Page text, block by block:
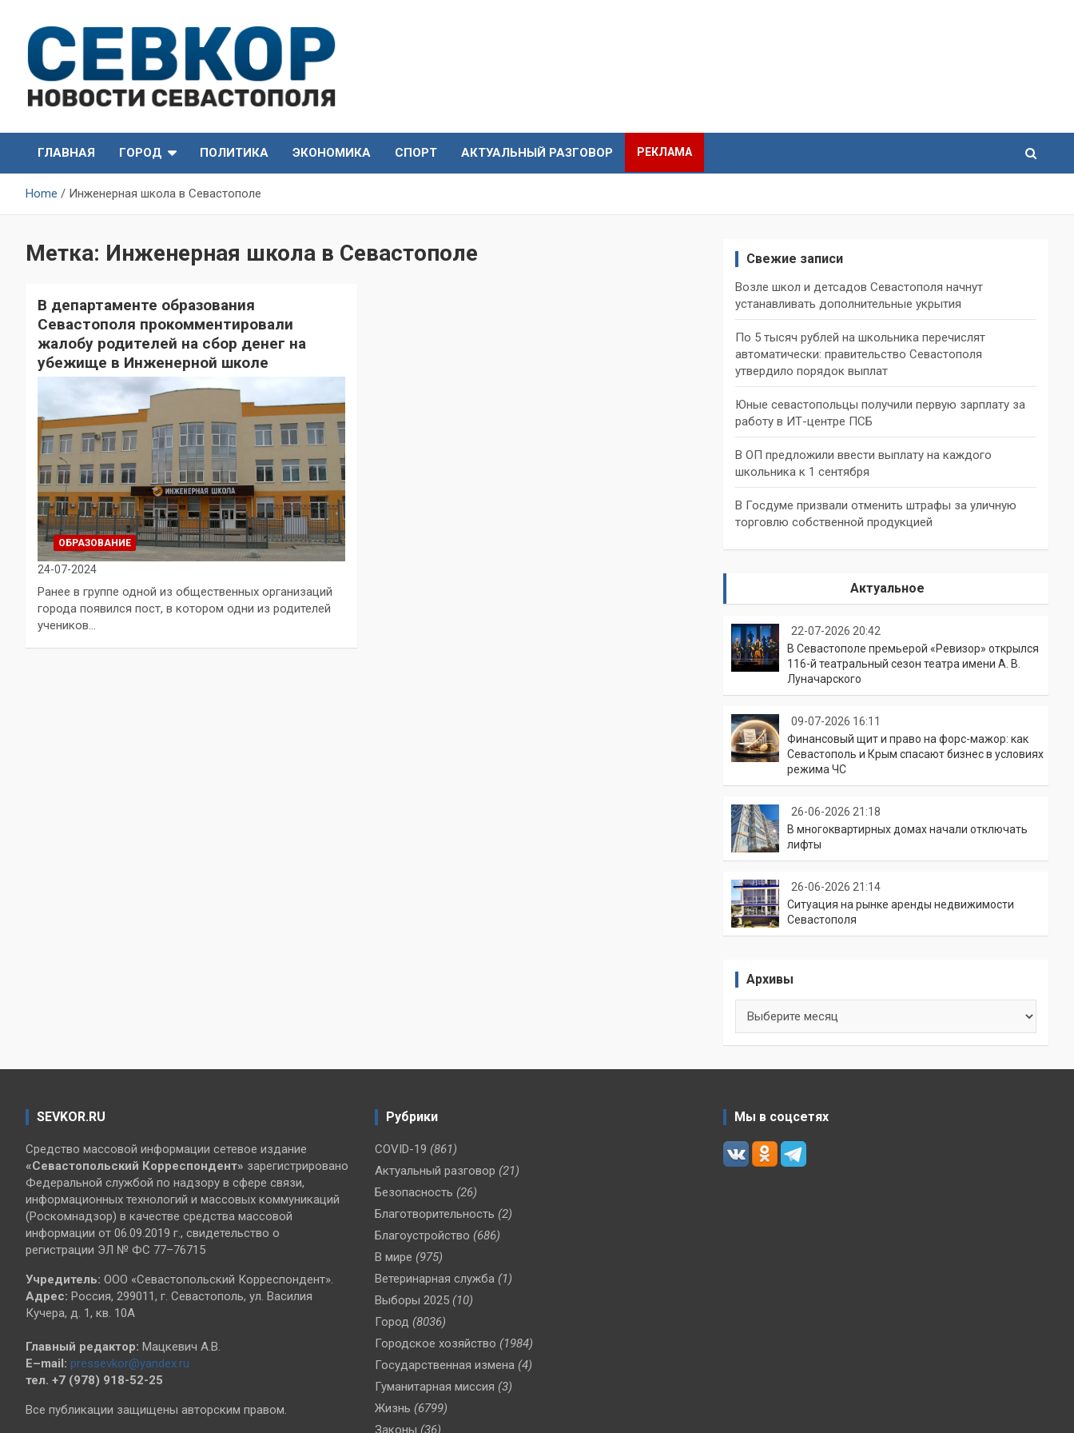
content
СевКор — Новости
Севастополя
Севастополя
ГЛАВНАЯ
ГОРОД ПОЛИТИКА ЭКОНОМИКА СПОРТ АКТУАЛЬНЫЙ РАЗГОВОР РЕКЛАМА
Home Инженерная школа в Севастополе
Метка: Инженерная школа в Севастополе
В департаменте образования
Севастополя прокомментировали
жалобу родителей на сбор денег на
убежище в Инженерной школе
ОБРАЗОВАНИЕ
24-07-2024
Ранее в группе одной из общественных организаций
города появился пост, в котором одни из родителей
учеников…
Свежие записи
Возле школ и детсадов Севастополя начнут
устанавливать дополнительные укрытия
По 5 тысяч рублей на школьника перечислят
автоматически: правительство Севастополя
утвердило порядок выплат
Юные севастопольцы получили первую зарплату за
работу в ИТ-центре ПСБ
В ОП предложили ввести выплату на каждого
школьника к 1 сентября
В Госдуме призвали отменить штрафы за уличную
торговлю собственной продукцией
Актуальное
22-07-2026 20:42
В Севастополе премьерой «Ревизор» открылся
116-й театральный сезон театра имени А. В.
Луначарского
09-07-2026 16:11
Финансовый щит и право на форс-мажор: как
Севастополь и Крым спасают бизнес в условиях
режима ЧС
26-06-2026 21:18
В многоквартирных домах начали отключать
лифты
26-06-2026 21:14
Ситуация на рынке аренды недвижимости
Севастополя
Архивы
SEVKOR.RU
Средство массовой информации сетевое издание
«Севастопольский Корреспондент» зарегистрировано
Федеральной службой по надзору в сфере связи,
информационных технологий и массовых коммуникаций
(Роскомнадзор) в качестве средства массовой
информации от 06.09.2019 г., свидетельство о
регистрации ЭЛ № ФС 77–76715
Учредитель: ООО «Севастопольский Корреспондент».
Адрес: Россия, 299011, г. Севастополь, ул. Василия
Кучера, д. 1, кв. 10А
Главный редактор: Мацкевич А.В.
E–mail: pressevkor@yandex.ru
тел. +7 (978) 918-52-25
Все публикации защищены авторским правом.
Рубрики
COVID-19 (861)
Актуальный разговор (21)
Безопасность (26)
Благотворительность (2)
Благоустройство (686)
В мире (975)
Ветеринарная служба (1)
Выборы 2025 (10)
Город (8036)
Городское хозяйство (1984)
Государственная измена (4)
Гуманитарная миссия (3)
Жизнь (6799)
Законы (36)
Мы в соцсетях